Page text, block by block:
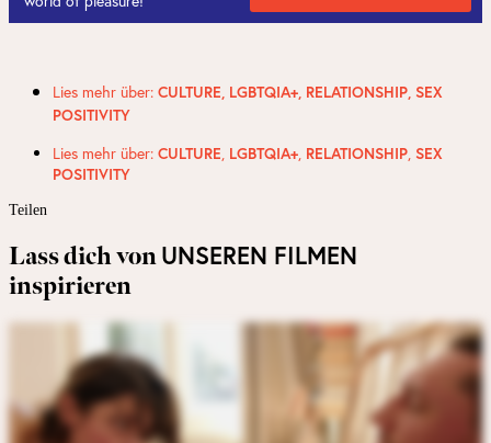
Lies mehr über: CULTURE, LGBTQIA+, RELATIONSHIP, SEX
POSITIVITY
Lies mehr über: CULTURE, LGBTQIA+, RELATIONSHIP, SEX
POSITIVITY
Teilen
Lass dich vonUNSEREN FILMEN
inspirieren